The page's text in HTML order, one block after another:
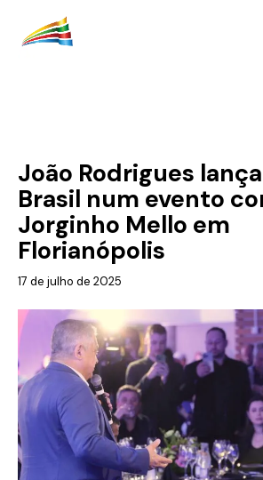
João Rodrigues
Brasil num evento
Jorginho Mello em
Florianópolis
17 de julho de 2025